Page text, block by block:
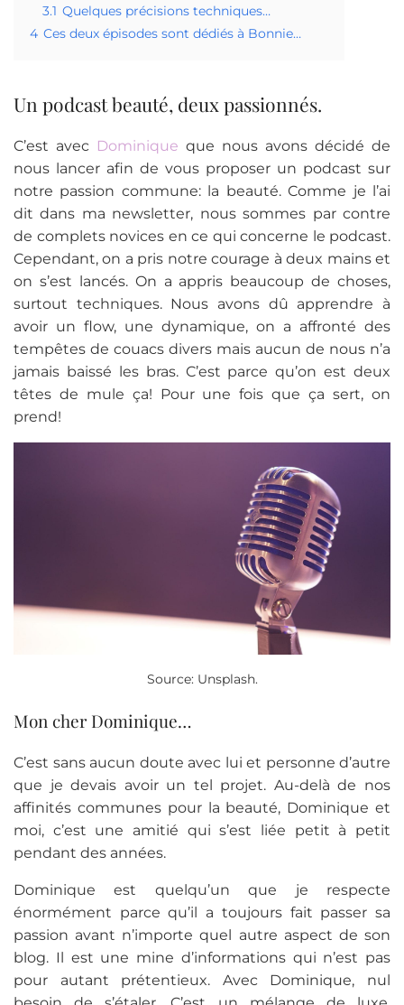
3.1 Quelques précisions techniques…
4 Ces deux épisodes sont dédiés à Bonnie…
Un podcast beauté, deux passionnés.
C’est avec Dominique que nous avons décidé de
nous lancer afin de vous proposer un podcast sur
notre passion commune: la beauté. Comme je l’ai
dit dans ma newsletter, nous sommes par contre
de complets novices en ce qui concerne le podcast.
Cependant, on a pris notre courage à deux mains et
on s’est lancés. On a appris beaucoup de choses,
surtout techniques. Nous avons dû apprendre à
avoir un flow, une dynamique, on a affronté des
tempêtes de couacs divers mais aucun de nous n’a
jamais baissé les bras. C’est parce qu’on est deux
têtes de mule ça! Pour une fois que ça sert, on
prend!
Source: Unsplash.
Mon cher Dominique…
C’est sans aucun doute avec lui et personne d’autre
que je devais avoir un tel projet. Au-delà de nos
affinités communes pour la beauté, Dominique et
moi, c’est une amitié qui s’est liée petit à petit
pendant des années.
Dominique est quelqu’un que je respecte
énormément parce qu’il a toujours fait passer sa
passion avant n’importe quel autre aspect de son
blog. Il est une mine d’informations qui n’est pas
pour autant prétentieux. Avec Dominique, nul